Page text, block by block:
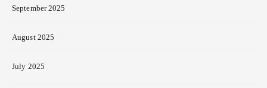
September 2025
August 2025
July 2025